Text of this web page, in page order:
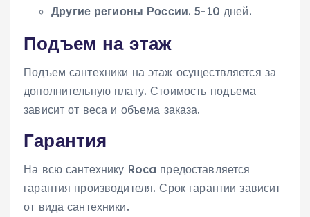
Другие регионы России. 5-10 дней.
Подъем на этаж
Подъем сантехники на этаж осуществляется за
дополнительную плату. Стоимость подъема
зависит от веса и объема заказа.
Гарантия
На всю сантехнику Roca предоставляется
гарантия производителя. Срок гарантии зависит
от вида сантехники.